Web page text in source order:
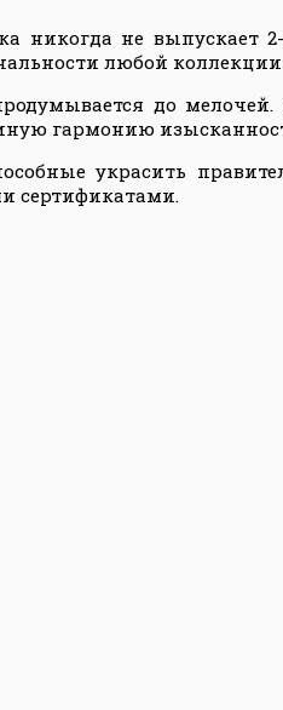
никогда не выпускает
любой
до мелочей.
гармонию
украсить
сертификатами.